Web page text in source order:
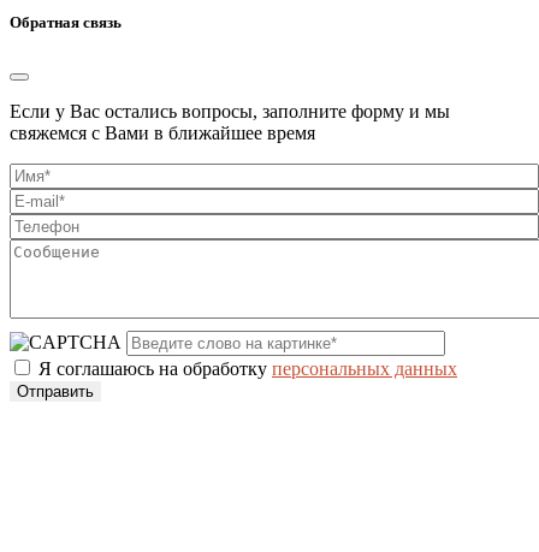
Обратная связь
Если у Вас остались вопросы, заполните форму и мы
свяжемся с Вами в ближайшее время
Я соглашаюсь на обработку персональных данных